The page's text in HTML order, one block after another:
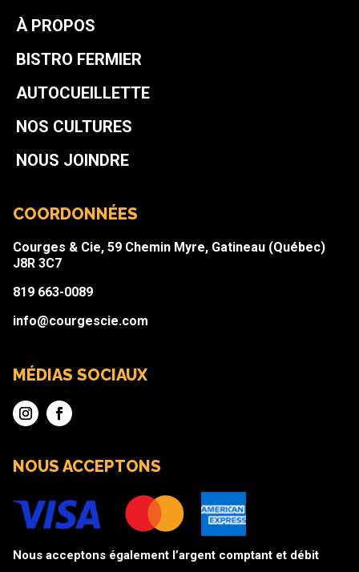
À PROPOS
BISTRO FERMIER
AUTOCUEILLETTE
NOS CULTURES
NOUS JOINDRE
COORDONNÉES
Courges & Cie, 59 Chemin Myre, Gatineau (Québec)
J8R 3C7
819 663-0089
info@courgescie.com
MÉDIAS SOCIAUX
NOUS ACCEPTONS
Nous acceptons également l’argent comptant et débit